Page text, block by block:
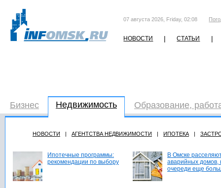
07 августа 2026, Friday, 02:08
НОВОСТИ | СТАТЬИ |
Бизнес Недвижимость Образование,
НОВОСТИ | АГЕНТСТВА НЕДВИЖИМОСТИ | ИПОТЕКА |
Ипотечные программы:
рекомендации по выбору
В Омске
аварийных домов,
очереди еще